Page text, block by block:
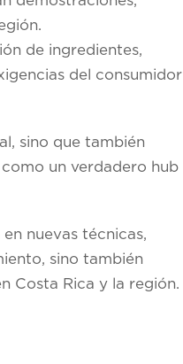
de ingredientes,
del consumidor
sino que también
un verdadero hub
nuevas técnicas,
sino también
Costa Rica y la región.